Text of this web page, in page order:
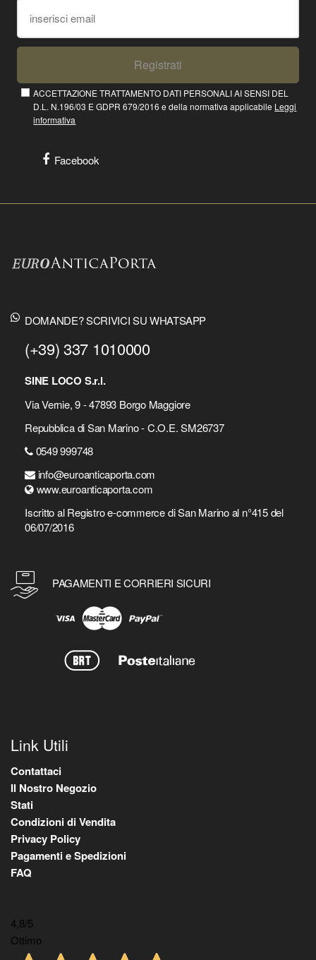
Registrati
ACCETTAZIONE TRATTAMENTO DATI PERSONALI AI SENSI DEL
D.L. N.196/03 E GDPR 679/2016 e della normativa applicabile Leggi
informativa
Facebook
DOMANDE? SCRIVICI SU WHATSAPP
(+39) 337 1010000
SINE LOCO S.r.l.
Via Vernie, 9 - 47893 Borgo Maggiore
Repubblica di San Marino - C.O.E. SM26737
0549 999748
info@euroanticaporta.com
www.euroanticaporta.com
Iscritto al Registro e-commerce di San Marino al n°415 del
06/07/2016
PAGAMENTI E CORRIERI SICURI
Link Utili
Contattaci
Il Nostro Negozio
Stati
Condizioni di Vendita
Privacy Policy
Pagamenti e Spedizioni
FAQ
4,8/5
Ottimo